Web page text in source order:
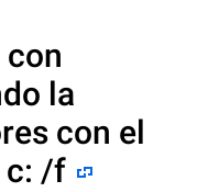
la
con el
c: /f